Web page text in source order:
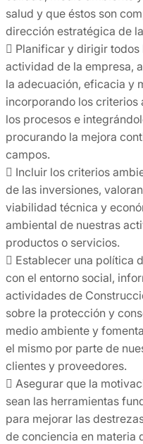
salud y que éstos son
dirección estratégica de
 Planificar y dirigir todos
actividad de la empresa,
la adecuación, eficacia y
incorporando los criterios
los procesos e
procurando la mejora
campos.
 Incluir los criterios
de las inversiones,
viabilidad técnica y
ambiental de nuestras
productos o servicios.
 Establecer una política
con el entorno social,
actividades de
sobre la protección y
medio ambiente y
el mismo por parte de
clientes y proveedores.
 Asegurar que la
sean las herramientas
para mejorar las
de conciencia en materia